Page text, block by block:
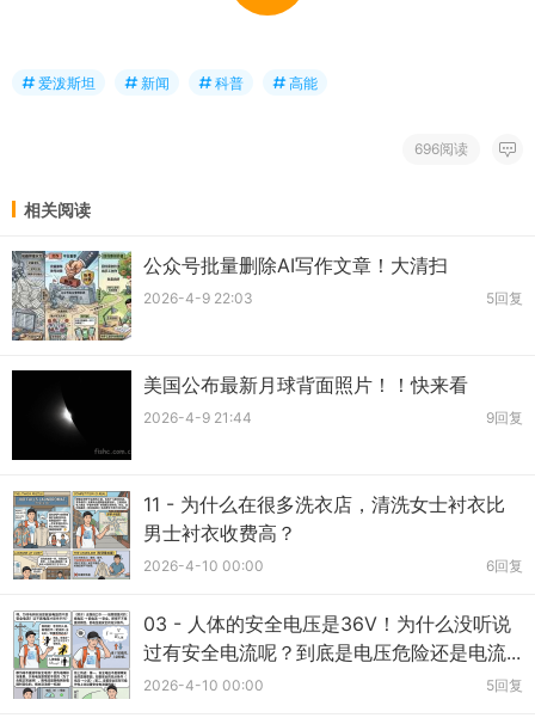
爱泼斯坦 新闻 科普 高能
696阅读
相关阅读
公众号批量删除AI写作文章！大清扫
2026-4-9 22:03 5回复
美国公布最新月球背面照片！！快来看
2026-4-9 21:44 9回复
11 - 为什么在很多洗衣店，清洗女士衬衣比
男士衬衣收费高？
2026-4-10 00:00 6回复
03 - 人体的安全电压是36V！为什么没听说
过有安全电流呢？到底是电压危险还是电流...
2026-4-10 00:00 5回复